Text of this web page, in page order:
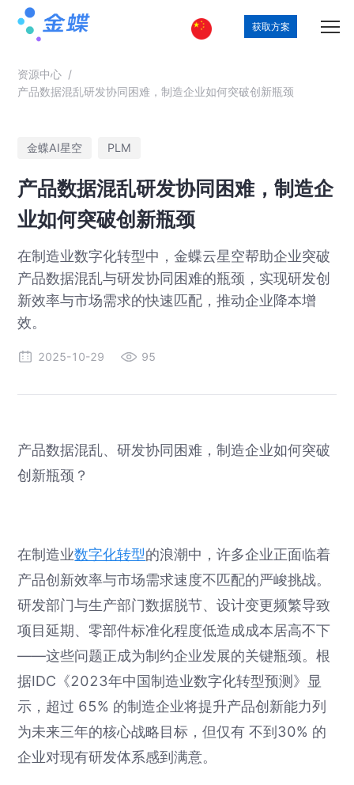
获取方案
资源中心 /
产品数据混乱研发协同困难，制造企业如何突破创新瓶颈
金蝶AI星空 PLM
产品数据混乱研发协同困难，制造企
业如何突破创新瓶颈
在制造业数字化转型中，金蝶云星空帮助企业突破
产品数据混乱与研发协同困难的瓶颈，实现研发创
新效率与市场需求的快速匹配，推动企业降本增
效。
2025-10-29 95
产品数据混乱、研发协同困难，制造企业如何突破
创新瓶颈？
在制造业数字化转型的浪潮中，许多企业正面临着
产品创新效率与市场需求速度不匹配的严峻挑战。
研发部门与生产部门数据脱节、设计变更频繁导致
项目延期、零部件标准化程度低造成成本居高不下
——这些问题正成为制约企业发展的关键瓶颈。根
据IDC《2023年中国制造业数字化转型预测》显
示，超过 65% 的制造企业将提升产品创新能力列
为未来三年的核心战略目标，但仅有 不到30% 的
企业对现有研发体系感到满意。